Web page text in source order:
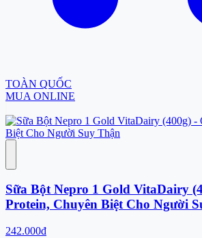
TOÀN QUỐC
MUA ONLINE
Sữa Bột Nepro 1 Gold VitaDairy
Protein, Chuyên Biệt Cho Người
242.000đ